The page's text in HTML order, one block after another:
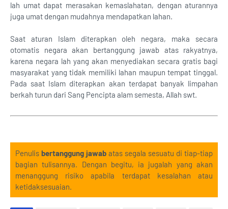
lah umat dapat merasakan kemaslahatan, dengan aturannya
juga umat dengan mudahnya mendapatkan lahan.
Saat aturan Islam diterapkan oleh negara, maka secara
otomatis negara akan bertanggung jawab atas rakyatnya,
karena negara lah yang akan menyediakan secara gratis bagi
masyarakat yang tidak memiliki lahan maupun tempat tinggal.
Pada saat Islam diterapkan akan terdapat banyak limpahan
berkah turun dari Sang Pencipta alam semesta, Allah swt.
Penulis bertanggung jawab atas segala sesuatu di tiap-tiap
bagian tulisannya. Dengan begitu, ia jugalah yang akan
menanggung risiko apabila terdapat kesalahan atau
ketidaksesuaian.